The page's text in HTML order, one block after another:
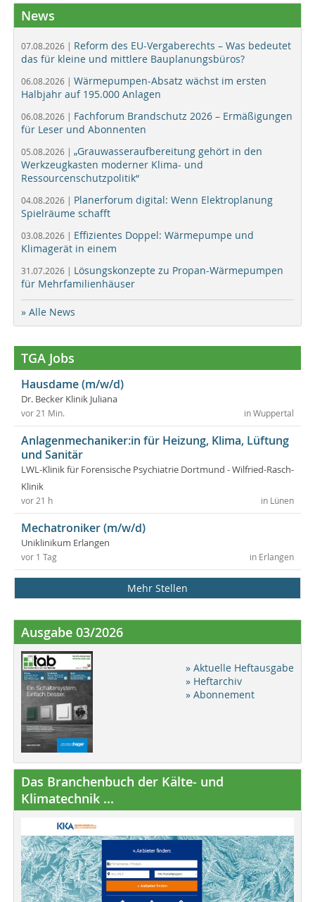
News
07.08.2026 | Reform des EU-Vergaberechts – Was bedeutet
das für kleine und mittlere Bauplanungsbüros?
06.08.2026 | Wärmepumpen-Absatz wächst im ersten
Halbjahr auf 195.000 Anlagen
06.08.2026 | Fachforum Brandschutz 2026 – Ermäßigungen
für Leser und Abonnenten
05.08.2026 | „Grauwasseraufbereitung gehört in den
Werkzeugkasten moderner Klima- und
Ressourcenschutzpolitik“
04.08.2026 | Planerforum digital: Wenn Elektroplanung
Spielräume schafft
03.08.2026 | Effizientes Doppel: Wärmepumpe und
Klimagerät in einem
31.07.2026 | Lösungskonzepte zu Propan-Wärmepumpen
für Mehrfamilienhäuser
» Alle News
TGA Jobs
Hausdame (m/w/d)
Dr. Becker Klinik Juliana
in Wuppertal
vor 21 Min.
Anlagenmechaniker:in für Heizung, Klima, Lüftung
und Sanitär
LWL-Klinik für Forensische Psychiatrie Dortmund - Wilfried-Rasch-
Klinik
in Lünen
vor 21 h
Mechatroniker (m/w/d)
Uniklinikum Erlangen
in Erlangen
vor 1 Tag
Mehr Stellen
Ausgabe 03/2026
» Aktuelle Heftausgabe
» Heftarchiv
» Abonnement
Das Branchenbuch der Kälte- und
Klimatechnik ...